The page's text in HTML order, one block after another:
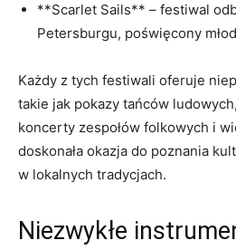
**Scarlet Sails** – festiwal
Petersburgu, ⁣poświęcony
Każdy z tych festiwali oferuje
takie ​jak pokazy tańców
koncerty zespołów folkowych i
doskonała okazja ⁤do ‌poznania‍
w ⁢lokalnych tradycjach.
Niezwykłe